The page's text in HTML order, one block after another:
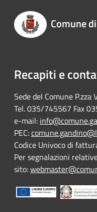
Comune
Recapiti e
Sede del Comune P.zza
Tel. 035/745567 Fax
e-mail:
PEC:
Codice Univoco di
Per segnalazioni
sito: